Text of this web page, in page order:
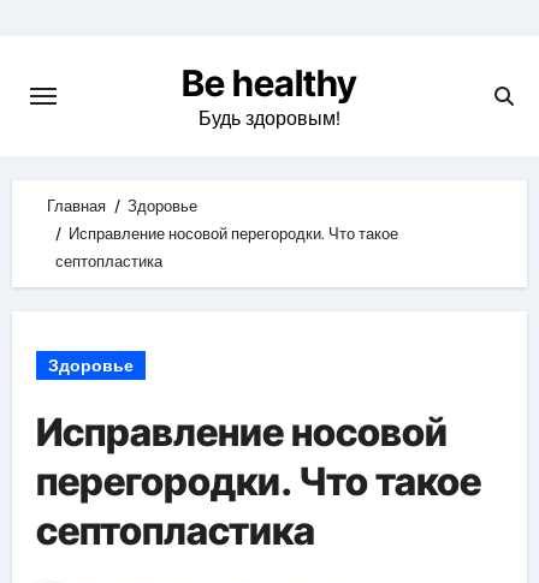
content
Be healthy
Будь здоровым!
Главная
Здоровье
Исправление носовой перегородки. Что такое
септопластика
Здоровье
Исправление носовой
перегородки. Что такое
септопластика